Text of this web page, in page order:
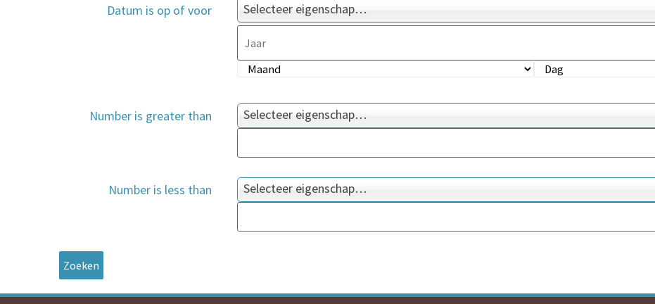
Datum is op of voor Selecteer eigenschap…
Number is greater than Selecteer eigenschap…
Number is less than Selecteer eigenschap…